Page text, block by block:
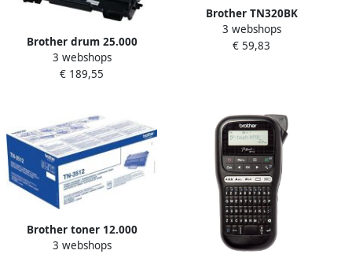
Brother drum 25.000
pagina&apos;s OEM DR-
3100 zwart
3 webshops
€ 189,55
Brother TN320BK
tonercartridge 1 stuk(s)
Origineel Zwart (TN-320BK)
3 webshops
€ 59,83
Brother toner 12.000
pagina&apos;s OEM TN-
3 webshops